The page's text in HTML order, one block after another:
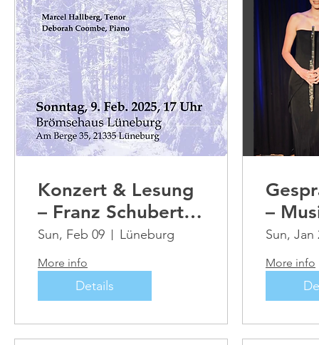
Konzert & Lesung
– Franz Schubert:
Winterreise
Sun, Feb 09 Lüneburg
More info
Details
–
Sun, Jan
More info